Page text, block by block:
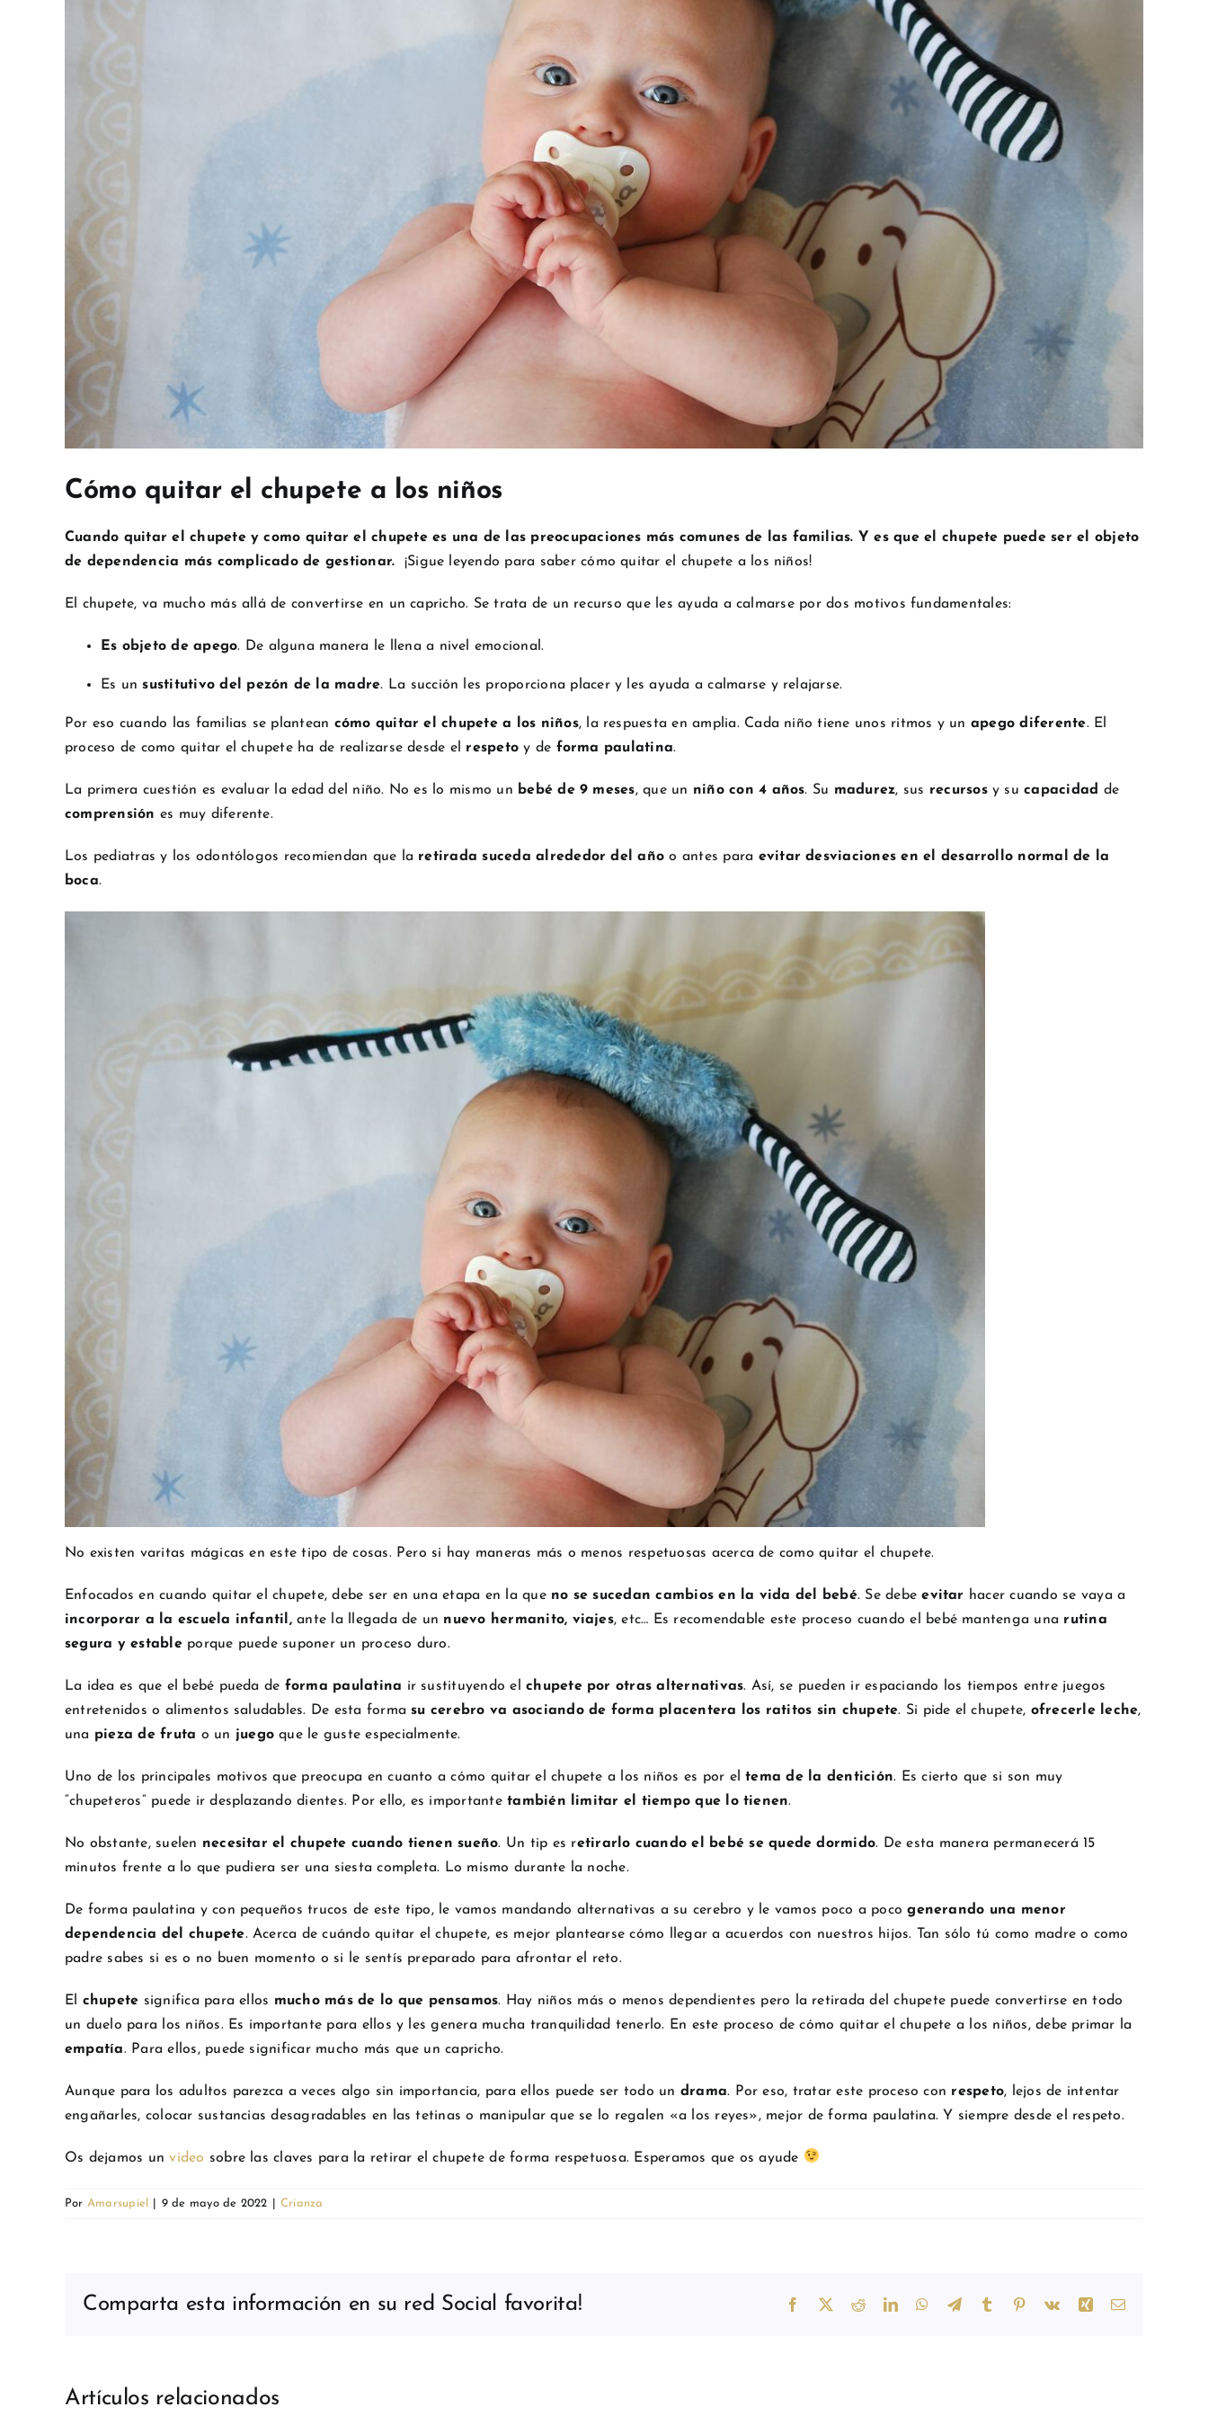
Cómo quitar el chupete a los niños
Cuando quitar el chupete y como quitar el chupete es una de las preocupaciones más comunes de las familias. Y es que el chupete puede ser el objeto
de dependencia más complicado de gestionar. ¡Sigue leyendo para saber cómo quitar el chupete a los niños!
El chupete, va mucho más allá de convertirse en un capricho. Se trata de un recurso que les ayuda a calmarse por dos motivos fundamentales:
Es objeto de apego. De alguna manera le llena a nivel emocional.
Es unsustitutivo del pezón de la madre. La succión les proporciona placer y les ayuda a calmarse y relajarse.
Por eso cuando las familias se plantean cómo quitar el chupete a los niños, la respuesta en amplia. Cada niño tiene unos ritmos y un apego diferente. El
proceso de como quitar el chupete ha de realizarse desde el respetoy de forma paulatina.
La primera cuestión es evaluar la edad del niño. No es lo mismo un bebé de 9 meses, que un niño con 4 años. Su madurez, sus recursos y sucapacidad de
comprensión es muy diferente.
Los pediatras y los odontólogos recomiendan que la retirada suceda alrededor del añoo antes para evitar desviaciones en el desarrollo normal de la
boca.
No existen varitas mágicas en este tipo de cosas. Pero si hay maneras más o menos respetuosas acerca de como quitar el chupete.
Enfocados en cuando quitar el chupete, debe ser en una etapa en la que no se sucedan cambios en la vida del bebé. Se debeevitar hacer cuando se vaya a
incorporar a la escuela infantil,ante la llegada de un nuevo hermanito, viajes, etc… Es recomendable este proceso cuando el bebé mantenga una rutina
segura y estable porque puede suponer un proceso duro.
La idea es que el bebé pueda de forma paulatina ir sustituyendo elchupete por otras alternativas. Así, se pueden ir espaciando los tiempos entre juegos
entretenidos o alimentos saludables. De esta formasu cerebro va asociando de forma placentera los ratitos sin chupete. Si pide el chupete, ofrecerle leche,
una pieza de fruta o un juegoque le guste especialmente.
Uno de los principales motivos que preocupa en cuanto a cómo quitar el chupete a los niños es por eltema de la dentición. Es cierto que si son muy
“chupeteros” puede ir desplazando dientes. Por ello, es importantetambién limitar el tiempo que lo tienen.
No obstante, suelen necesitar el chupete cuando tienen sueño. Un tip es retirarlo cuando el bebé se quede dormido. De esta manera permanecerá 15
minutos frente a lo que pudiera ser una siesta completa. Lo mismo durante la noche.
De forma paulatina y con pequeños trucos de este tipo, le vamos mandando alternativas a su cerebro y le vamos poco a pocogenerando una menor
dependencia del chupete. Acerca de cuándo quitar el chupete, es mejor plantearse cómo llegar a acuerdos con nuestros hijos. Tan sólo tú como madre o como
padre sabes si es o no buen momento o si le sentís preparado para afrontar el reto.
El chupete significa para ellos mucho más de lo que pensamos. Hay niños más o menos dependientes pero la retirada del chupete puede convertirse en todo
un duelo para los niños. Es importante para ellos y les genera mucha tranquilidad tenerlo. En este proceso de cómo quitar el chupete a los niños, debe primar la
empatía. Para ellos, puede significar mucho más que un capricho.
Aunque para los adultos parezca a veces algo sin importancia, para ellos puede ser todo un drama. Por eso, tratar este proceso con respeto, lejos de intentar
engañarles, colocar sustancias desagradables en las tetinas o manipular que se lo regalen «a los reyes», mejor de forma paulatina. Y siempre desde el respeto.
Os dejamos unvideo sobre las claves para la retirar el chupete de forma respetuosa. Esperamos que os ayude
Por Amarsupiel 9 de mayo de 2022 Crianza
Comparta esta información en su red Social favorita! Facebook
X RedditLinkedInWhatsApp
TelegramTumblr Pinterest
Vk Xing Correo
Artículos relacionados